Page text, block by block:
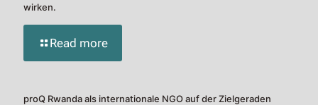
wirken.
Read more
proQ Rwanda als internationale NGO auf der Zielgeraden